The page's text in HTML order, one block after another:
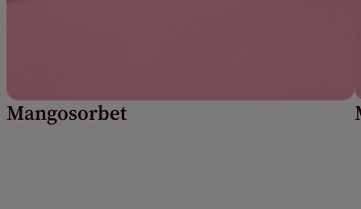
Mangosorbet